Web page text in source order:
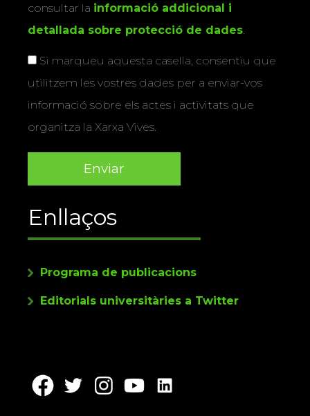
consultar la informació addicional i
detallada sobre protecció de dades
Si marqueu aquesta casella, consentiu que
utilitzem les vostres dades per a enviar-vos
informació sobre els actes i activitats que
organitza la Xarxa Vives.
Enllaços
Programa de publicacions
Editorials universitàries a Twitter